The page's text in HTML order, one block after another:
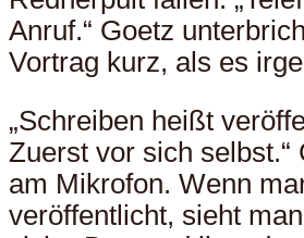
Anruf.“ Goetz
Vortrag kurz, als es
„Schreiben heißt
Zuerst vor sich selbst.“
am Mikrofon. Wenn
veröffentlicht, sieht